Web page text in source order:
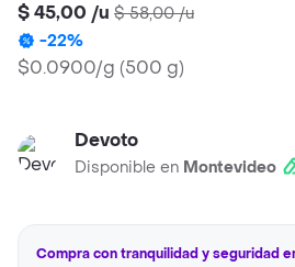
$ 45,00 /u $ 58,00/u
-22%
$0.0900/g (500 g)
Devoto
Disponible en Montevideo
Compra con tranquilidad y seguridad